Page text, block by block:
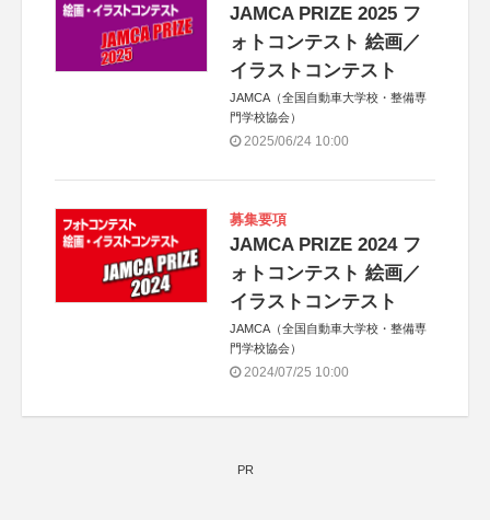
JAMCA PRIZE 2025 フ
ォトコンテスト 絵画／
イラストコンテスト
JAMCA（全国自動車大学校・整備専
門学校協会）
2025/06/24 10:00
募集要項
JAMCA PRIZE 2024 フ
ォトコンテスト 絵画／
イラストコンテスト
JAMCA（全国自動車大学校・整備専
門学校協会）
2024/07/25 10:00
PR